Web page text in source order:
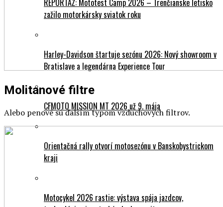
zažilo motorkársky sviatok roku
Bratislave a legendárna Experience Tour
CFMOTO MISSION MT 2026 už 9. mája
kraji
technológie aj motorkársku komunitu
Alebo penové sú ďalším typom vzduchových filtrov.